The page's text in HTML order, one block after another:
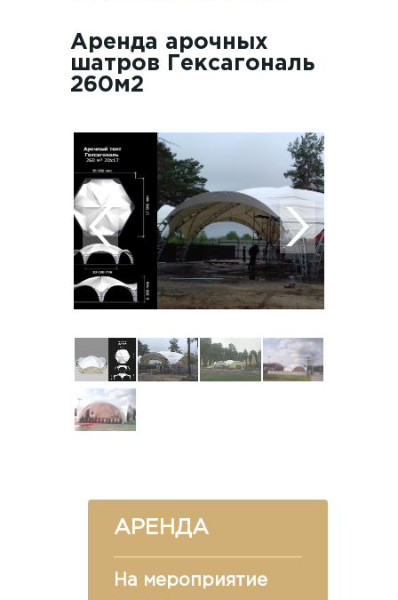
Аренда арочных
шатров Гексагональ
260м2
АРЕНДА
На мероприятие